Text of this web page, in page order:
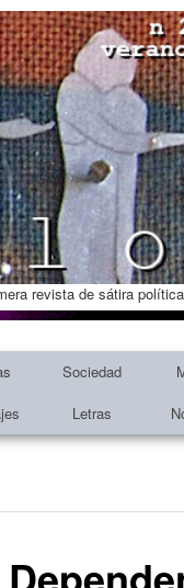
revista de sátira
Sociedad
Letras